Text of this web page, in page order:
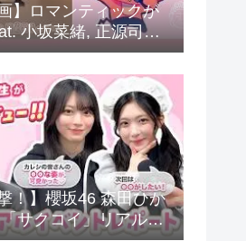
】ロマンティックが
小坂菜緒, 正源司陽
向坂46) / ぼっちぼろ
！】櫻坂46 森田ひか
サクコイ」リアルイ